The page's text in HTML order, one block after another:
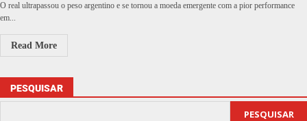
O real ultrapassou o peso argentino e se tornou a moeda emergente com a pior performance
em...
Read More
PESQUISAR
PESQUISAR